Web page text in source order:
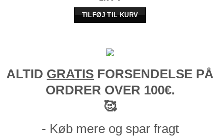
TILFØJ TIL KURV
ALTID GRATIS FORSENDELSE PÅ
ORDRER OVER 100€.
🥰
- Køb mere og spar fragt